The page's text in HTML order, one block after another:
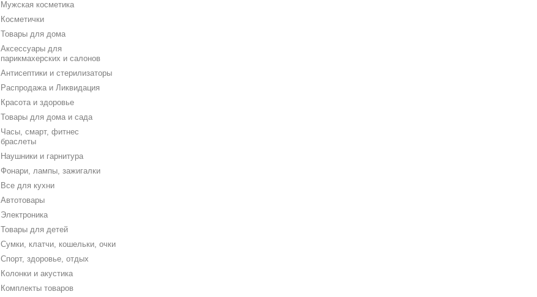
Мужская косметика
Косметички
Товары для дома
Аксессуары для
парикмахерских и салонов
Антисептики и стерилизаторы
Распродажа и Ликвидация
Красота и здоровье
Товары для дома и сада
Часы, смарт, фитнес
браслеты
Наушники и гарнитура
Фонари, лампы, зажигалки
Все для кухни
Автотовары
Электроника
Товары для детей
Сумки, клатчи, кошельки, очки
Спорт, здоровье, отдых
Колонки и акустика
Комплекты товаров